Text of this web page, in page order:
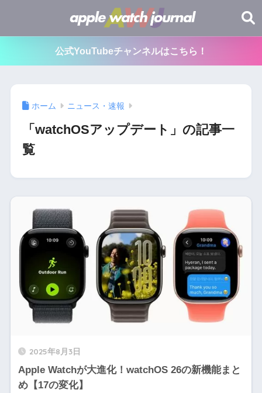
公式YouTubeチャンネルはこちら！
ホーム ニュース・速報
「watchOSアップデート」の記事一
覧
2025年8月3日
Apple Watchが大進化！watchOS 26の新機能まと
め【17の変化】